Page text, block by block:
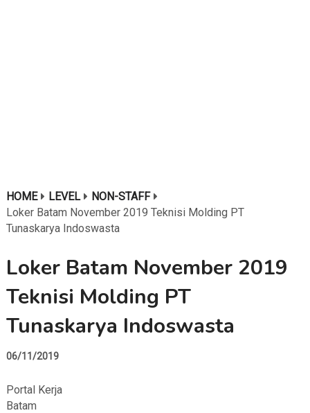
HOME LEVEL
NON-STAFF
Loker Batam November 2019 Teknisi Molding PT
Tunaskarya Indoswasta
Loker Batam November 2019
Teknisi Molding PT
Tunaskarya Indoswasta
06/11/2019
Portal Kerja
Batam